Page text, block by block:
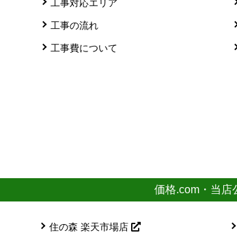
工事対応エリア
工事の流れ
工事費について
価格.com・当店
住の森 楽天市場店